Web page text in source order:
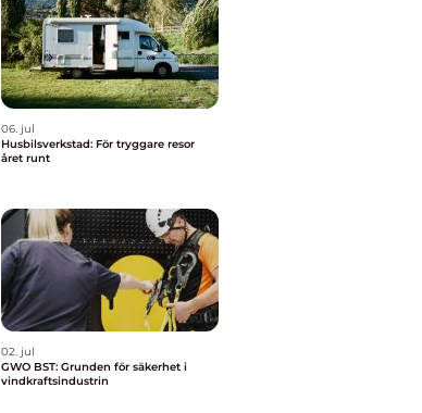
06. jul
Husbilsverkstad: För tryggare resor
året runt
02. jul
GWO BST: Grunden för säkerhet i
vindkraftsindustrin